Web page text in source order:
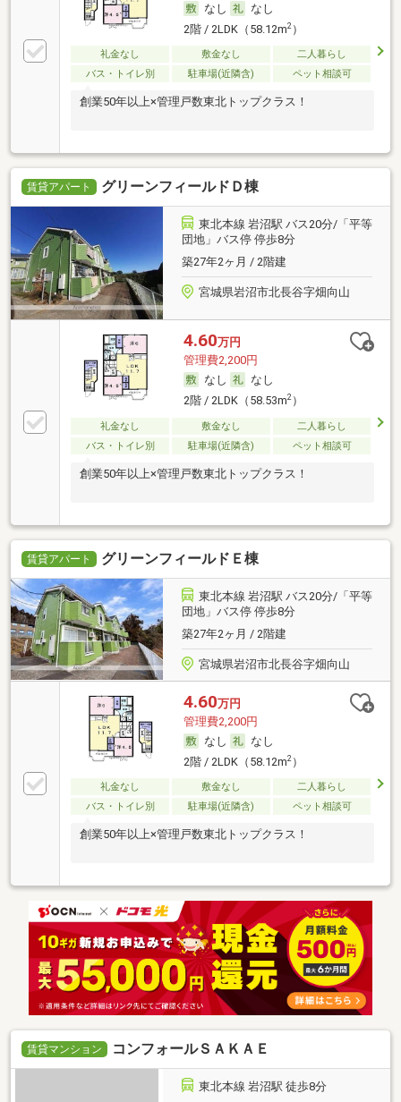
なし
なし
2階 / 2LDK（58.12m2）
礼金なし 敷金なし
二人暮らし
バス・トイレ別
駐車場(近隣含) ペット相談可
創業50年以上×管理戸数東北トップクラス！
賃貸アパート グリーンフィールドＤ棟
東北本線 岩沼駅 バス20分/「平等
団地」バス停 停歩8分
築27年2ヶ月 / 2階建
宮城県岩沼市北長谷字畑向山
4.60万円
管理費2,200円
なし
なし
2階 / 2LDK（58.53m2）
礼金なし 敷金なし
二人暮らし
バス・トイレ別
駐車場(近隣含) ペット相談可
創業50年以上×管理戸数東北トップクラス！
賃貸アパート グリーンフィールドＥ棟
東北本線 岩沼駅 バス20分/「平等
団地」バス停 停歩8分
築27年2ヶ月 / 2階建
宮城県岩沼市北長谷字畑向山
4.60万円
管理費2,200円
なし
なし
2階 / 2LDK（58.12m2）
礼金なし 敷金なし
二人暮らし
バス・トイレ別
駐車場(近隣含) ペット相談可
創業50年以上×管理戸数東北トップクラス！
賃貸マンション コンフォールＳＡＫＡＥ
東北本線 岩沼駅 徒歩8分